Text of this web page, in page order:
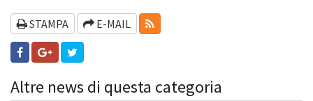
STAMPA E-MAIL RSS-FEEDS
Altre news di questa categoria